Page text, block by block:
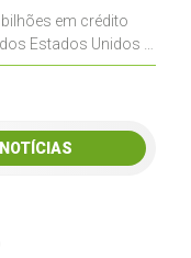
em crédito
Estados Unidos e